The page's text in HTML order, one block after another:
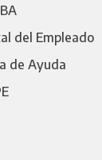
del Empleado
de Ayuda